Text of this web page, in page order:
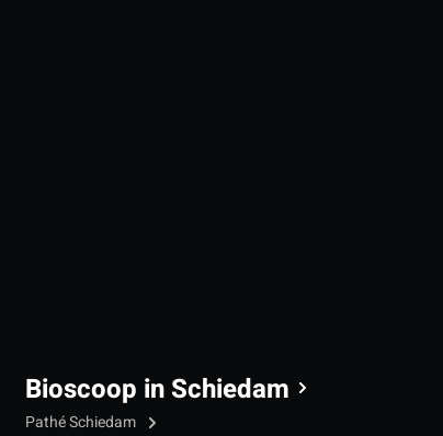
Bioscoop in Schiedam
Pathé Schiedam